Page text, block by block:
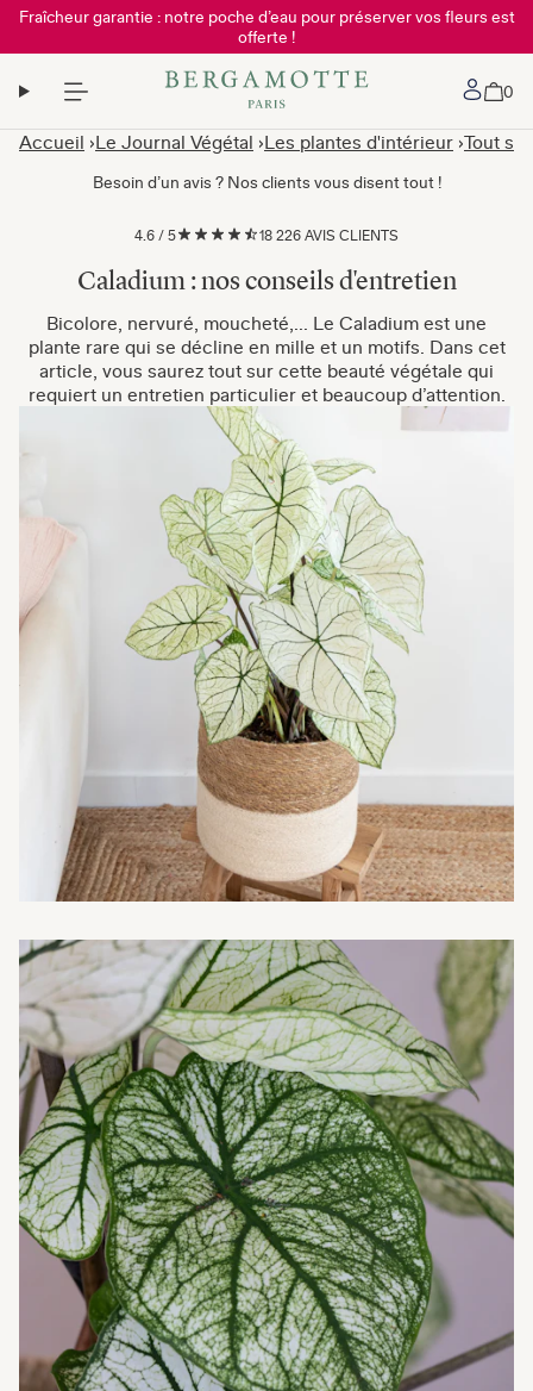
Fraîcheur garantie : notre poche d’eau pour préserver vos fleurs est
offerte !
Mon
0
Accueil Le Journal Végétal Les plantes d'intérieur Tout
Besoin d’un avis ? Nos clients vous disent tout !
4.6 / 5 18 226 AVIS CLIENTS
Caladium : nos conseils d'entretien
Bicolore, nervuré, moucheté,... Le Caladium est une
plante rare qui se décline en mille et un motifs. Dans cet
article, vous saurez tout sur cette beauté végétale qui
requiert un entretien particulier et beaucoup d’attention.